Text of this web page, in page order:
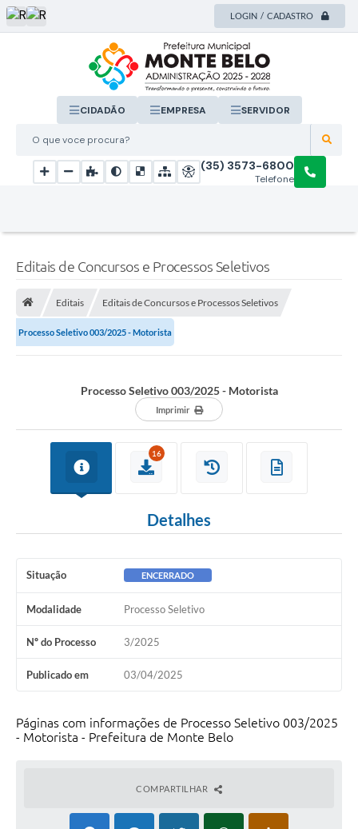
LOGIN / CADASTRO
O que voce procura?
CIDADÃO EMPRESA SERVIDOR
Telefone
(35) 3573-6800
Editais de Concursos e Processos Seletivos
Editais Editais de Concursos e Processos Seletivos
Processo Seletivo 003/2025 - Motorista
Processo Seletivo 003/2025 - Motorista
Imprimir
16
Detalhes
Situação ENCERRADO
Modalidade Processo Seletivo
Nº do Processo 3/2025
Publicado em 03/04/2025
Páginas com informações de Processo Seletivo 003/2025
- Motorista - Prefeitura de Monte Belo
COMPARTILHAR